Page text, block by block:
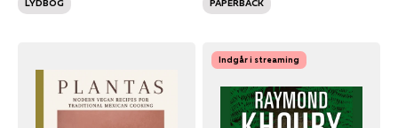
LYDBOG PAPERBACK
Indgår i streaming